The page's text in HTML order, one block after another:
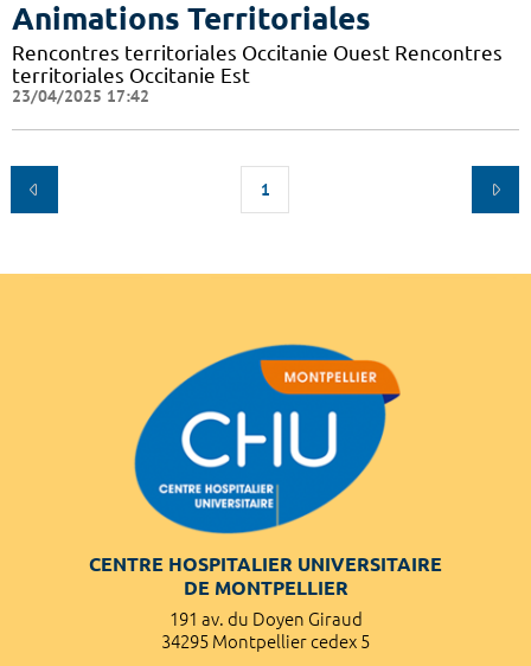
Animations Territoriales
Rencontres territoriales Occitanie Ouest Rencontres
territoriales Occitanie Est
23/04/2025 17:42
1
CENTRE HOSPITALIER UNIVERSITAIRE
DE MONTPELLIER
191 av. du Doyen Giraud
34295 Montpellier cedex 5